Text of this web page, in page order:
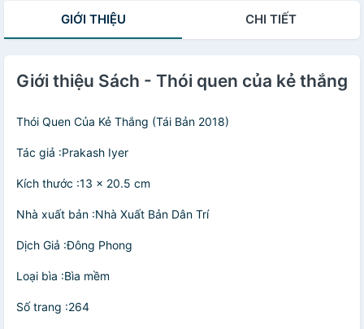
by Meik Wiking
GIỚI THIỆU CHI TIẾT
Giới thiệu Sách - Thói quen của kẻ thắng
Thói Quen Của Kẻ Thắng (Tái Bản 2018)
Tác giả :Prakash Iyer
Kích thước :13 x 20.5 cm
Nhà xuất bản :Nhà Xuất Bản Dân Trí
Dịch Giả :Đông Phong
Loại bìa :Bìa mềm
Số trang :264